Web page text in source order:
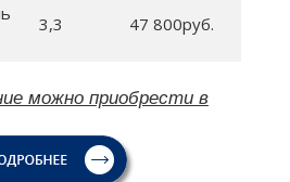
3,3 47 800руб.
можно приобрести в